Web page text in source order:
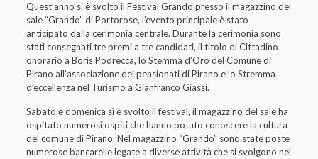
Quest’anno si è svolto il Festival Grando presso il magazzino del
sale “Grando” di Portorose, l’evento principale è stato
anticipato dalla cerimonia centrale. Durante la cerimonia sono
stati consegnati tre premi a tre candidati, il titolo di Cittadino
onorario a Boris Podrecca, lo Stemma d’Oro del Comune di
Pirano all’associazione dei pensionati di Pirano e lo Stremma
d’eccellenza nel Turismo a Gianfranco Giassi.
Sabato e domenica si è svolto il festival, il magazzino del sale ha
ospitato numerosi ospiti che hanno potuto conoscere la cultura
del comune di Pirano. Nel magazzino “Grando” sono state poste
numerose bancarelle legate a diverse attività che si svolgono nel